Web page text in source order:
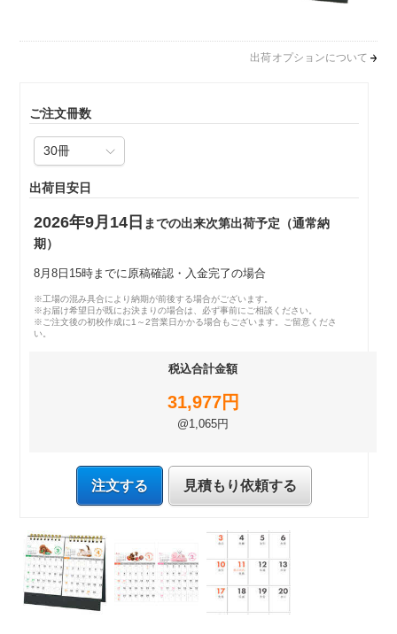
出荷オプションについて
ご注文冊数
出荷目安日
2026年9月14日 までの出来次第出荷予定（通常納
期）
8月8日15時までに原稿確認・入金完了の場合
※工場の混み具合により納期が前後する場合がございます。
※お届け希望日が既にお決まりの場合は、必ず事前にご相談ください。
※ご注文後の初校作成に1～2営業日かかる場合もございます。ご留意くださ
い。
税込合計金額
31,977円
@1,065円
注文する 見積もり依頼する